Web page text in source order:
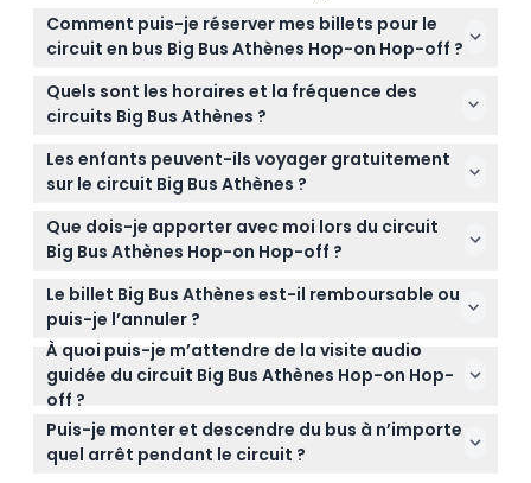
Comment puis-je réserver mes billets pour le
circuit en bus Big Bus Athènes Hop-on Hop-off ?
Vous pouvez facilement réserver vos billets en ligne
ici sur ce site pour une confirmation instantanée et
choisir entre des pass de 24 ou 48 heures pour
explorer Athènes à votre rythme.
Quels sont les horaires et la fréquence des
circuits Big Bus Athènes ?
Le circuit d’Athènes fonctionne de 8h40 à 16h00
avec des bus toutes les 20 minutes, le circuit du
Pirée de 12h30 à 16h30 environ toutes les 80
minutes, et les horaires du circuit de la Riviera
varient, veuillez donc consulter l’horaire actuel lors
confirmer au moment de la réservation).
Les enfants peuvent-ils voyager gratuitement
sur le circuit Big Bus Athènes ?
Les enfants de moins de 5 ans peuvent voyager
gratuitement mais n’auront pas de siège garanti, il
est donc préférable de planifier en conséquence.
Que dois-je apporter avec moi lors du circuit
Big Bus Athènes Hop-on Hop-off ?
Apportez des vêtements confortables, de la crème
solaire, de l’eau et un appareil photo pour capturer
les sites impressionnants d’Athènes et profiter de
votre expérience hop-on hop-off.
Le billet Big Bus Athènes est-il remboursable ou
puis-je l’annuler ?
Les billets ne sont pas remboursables et ne
peuvent pas être annulés, assurez-vous donc que
vos plans sont fixés avant la réservation.
À quoi puis-je m’attendre de la visite audio
guidée du circuit Big Bus Athènes Hop-on Hop-
off ?
Vous profiterez d’un guide audio multilingue qui
donne vie à l’histoire et à la culture d’Athènes
pendant que vous visitez des sites emblématiques
Puis-je monter et descendre du bus à n’importe
quel arrêt pendant le circuit ?